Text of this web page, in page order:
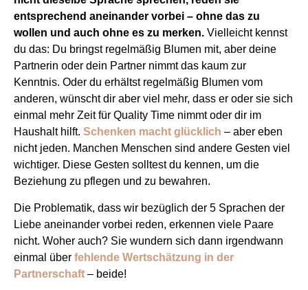
entsprechend aneinander vorbei – ohne das zu
wollen und auch ohne es zu merken. Vielleicht kennst
du das: Du bringst regelmäßig Blumen mit, aber deine
Partnerin oder dein Partner nimmt das kaum zur
Kenntnis. Oder du erhältst regelmäßig Blumen vom
anderen, wünscht dir aber viel mehr, dass er oder sie sich
einmal mehr Zeit für Quality Time nimmt oder dir im
Haushalt hilft. Schenken macht glücklich – aber eben
nicht jeden. Manchen Menschen sind andere Gesten viel
wichtiger. Diese Gesten solltest du kennen, um die
Beziehung zu pflegen und zu bewahren.
Die Problematik, dass wir bezüglich der 5 Sprachen der
Liebe aneinander vorbei reden, erkennen viele Paare
nicht. Woher auch? Sie wundern sich dann irgendwann
einmal über fehlende Wertschätzung in der
Partnerschaft – beide!